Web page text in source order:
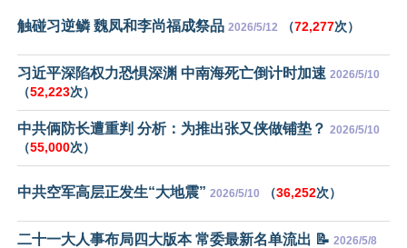
触碰习逆鳞 魏凤和李尚福成祭品 2026/5/12 （72,277次）
习近平深陷权力恐惧深渊 中南海死亡倒计时加速 2026/5/10
（52,223次）
中共俩防长遭重判 分析：为推出张又侠做铺垫？ 2026/5/10
（55,000次）
中共空军高层正发生“大地震” 2026/5/10 （36,252次）
二十一大人事布局四大版本 常委最新名单流出 📝 2026/5/8